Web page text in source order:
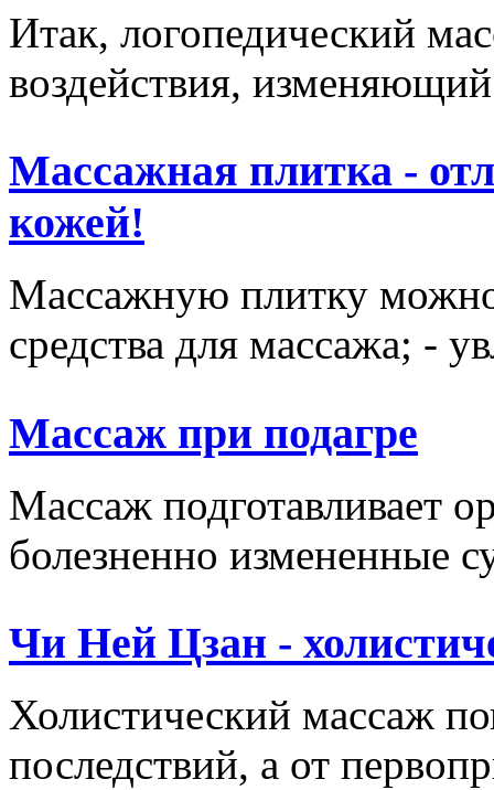
Итак, логопедический
воздействия,
Массажная плитка -
кожей!
Массажную плитку можно
средства для массажа; -
Массаж при подагре
Массаж подготавливает
болезненно измененные
Чи Ней Цзан -
Холистический массаж
последствий, а от